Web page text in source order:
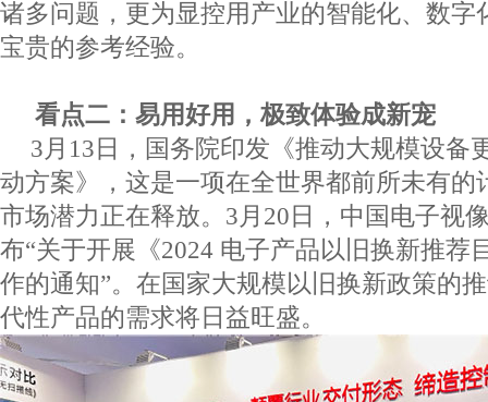
诸多问题，更为显控用产业的智能化、数字
宝贵的参考经验。
看点二：易用好用，极致体验成新宠
3 月 13 日，国务院印发《推动大规模设备
动方案》，这是一项在全世界都前所未有的
市场潜力正在释放。 3 月 20 日，中国电子视
布“关于开展《2024 电子产品以旧换新推荐
作的通知”。在国家大规模以旧换新政策的
代性产品的需求将日益旺盛。